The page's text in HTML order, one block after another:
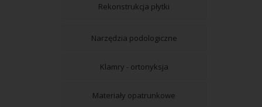
Rekonstrukcja płytki
Narzędzia podologiczne
Klamry - ortonyksja
Materiały opatrunkowe